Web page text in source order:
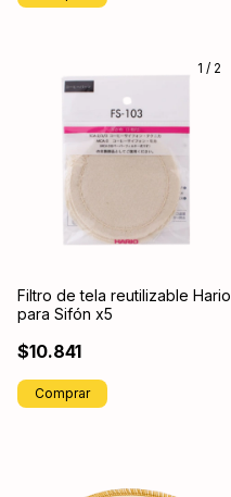
1 / 2
Filtro de tela reutilizable Hario
para Sifón x5
$10.841